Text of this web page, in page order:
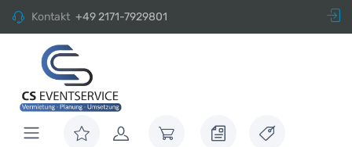
Kontakt +49 2171-7929801